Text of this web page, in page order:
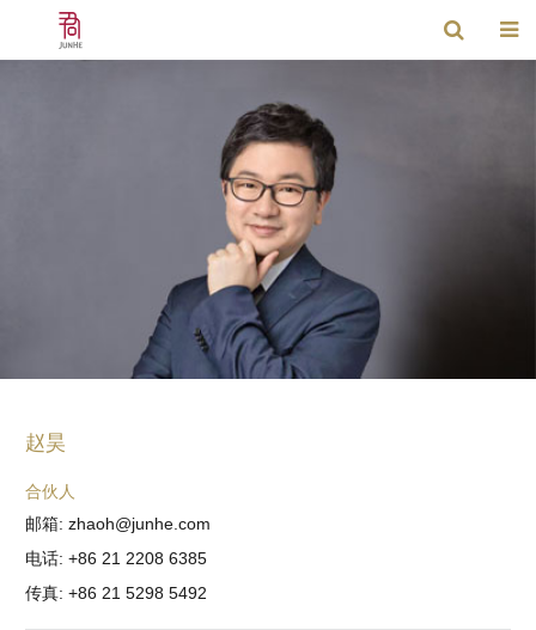
赵昊
合伙人
邮箱: zhaoh@junhe.com
电话: +86 21 2208 6385
传真: +86 21 5298 5492